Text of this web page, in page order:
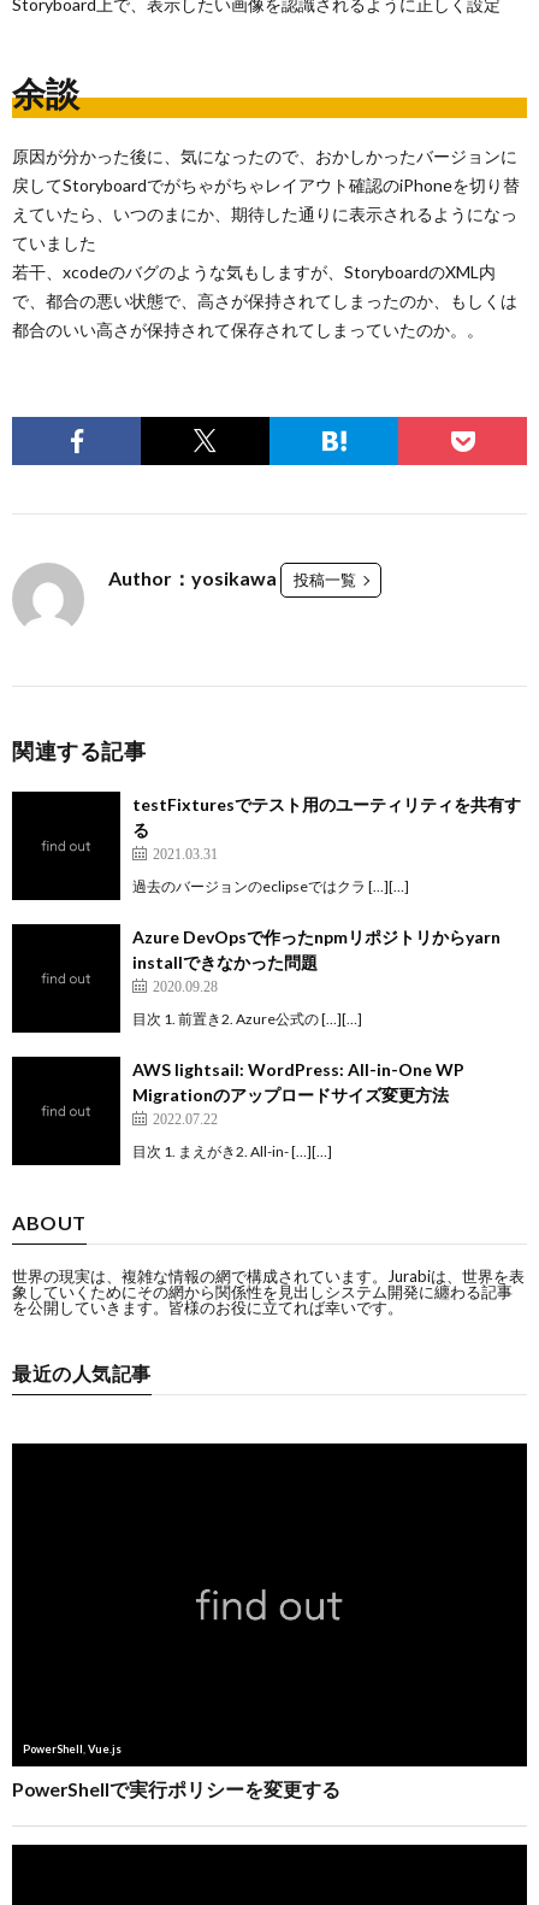
Storyboard上で、表示したい画像を認識されるように正しく設定
余談
原因が分かった後に、気になったので、おかしかったバージョンに
戻してStoryboardでがちゃがちゃレイアウト確認のiPhoneを切り替
えていたら、いつのまにか、期待した通りに表示されるようになっ
ていました
若干、xcodeのバグのような気もしますが、StoryboardのXML内
で、都合の悪い状態で、高さが保持されてしまったのか、もしくは
都合のいい高さが保持されて保存されてしまっていたのか。。
Author：yosikawa 投稿一覧
関連する記事
testFixturesでテスト用のユーティリティを共有す
る
2021.03.31
過去のバージョンのeclipseではクラ […][…]
Azure DevOpsで作ったnpmリポジトリからyarn
installできなかった問題
2020.09.28
目次 1. 前置き2. Azure公式の […][…]
AWS lightsail: WordPress: All-in-One WP
Migrationのアップロードサイズ変更方法
2022.07.22
目次 1. まえがき2. All-in- […][…]
ABOUT
世界の現実は、複雑な情報の網で構成されています。Jurabiは、世界を表
象していくためにその網から関係性を見出しシステム開発に纏わる記事
を公開していきます。皆様のお役に立てれば幸いです。
最近の人気記事